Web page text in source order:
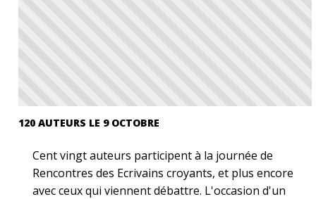
120 AUTEURS LE 9 OCTOBRE
Cent vingt auteurs participent à la journée de
Rencontres des Ecrivains croyants, et plus encore
avec ceux qui viennent débattre. L'occasion d'un